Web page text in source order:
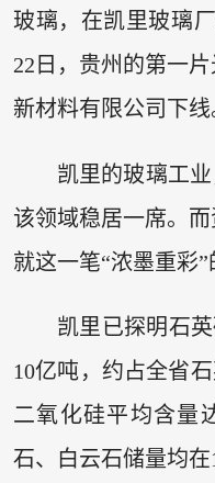
玻璃，在凯里玻璃
22日，贵州的第一
新材料有限公司下线
凯里的玻璃工
该领域稳居一席。
就这一笔“浓墨重彩”
凯里已探明石
10亿吨，约占全省
二氧化硅平均含量
石、白云石储量均在